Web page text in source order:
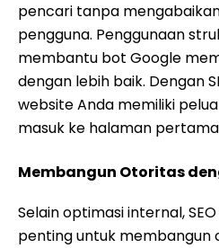
pencari tanpa
pengguna. Penggunaan
membantu bot Google
dengan lebih baik. Dengan
website Anda memiliki
masuk ke halaman
Membangun Otoritas
Selain optimasi internal,
penting untuk membangun